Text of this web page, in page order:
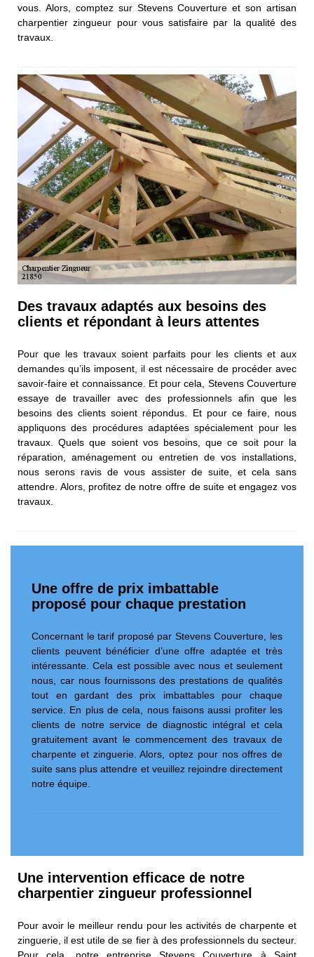
vous. Alors, comptez sur Stevens Couverture et son artisan
charpentier zingueur pour vous satisfaire par la qualité des
travaux.
Des travaux adaptés aux besoins des
clients et répondant à leurs attentes
Pour que les travaux soient parfaits pour les clients et aux
demandes qu’ils imposent, il est nécessaire de procéder avec
savoir-faire et connaissance. Et pour cela, Stevens Couverture
essaye de travailler avec des professionnels afin que les
besoins des clients soient répondus. Et pour ce faire, nous
appliquons des procédures adaptées spécialement pour les
travaux. Quels que soient vos besoins, que ce soit pour la
réparation, aménagement ou entretien de vos installations,
nous serons ravis de vous assister de suite, et cela sans
attendre. Alors, profitez de notre offre de suite et engagez vos
travaux.
Une offre de prix imbattable
proposé pour chaque prestation
Concernant le tarif proposé par Stevens Couverture, les
clients peuvent bénéficier d’une offre adaptée et très
intéressante. Cela est possible avec nous et seulement
nous, car nous fournissons des prestations de qualités
tout en gardant des prix imbattables pour chaque
service. En plus de cela, nous faisons aussi profiter les
clients de notre service de diagnostic intégral et cela
gratuitement avant le commencement des travaux de
charpente et zinguerie. Alors, optez pour nos offres de
suite sans plus attendre et veuillez rejoindre directement
notre équipe.
Une intervention efficace de notre
charpentier zingueur professionnel
Pour avoir le meilleur rendu pour les activités de charpente et
zinguerie, il est utile de se fier à des professionnels du secteur.
Pour cela, notre entreprise Stevens Couverture à Saint